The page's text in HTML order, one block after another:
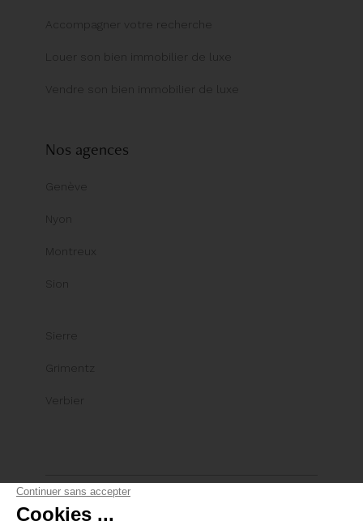
Accompagner votre recherche
Louer son bien immobilier de luxe
Vendre son bien immobilier de luxe
Nos agences
Genève
Nyon
Montreux
Sion
Sierre
Grimentz
Verbier
© Comptoir Immobilier Group